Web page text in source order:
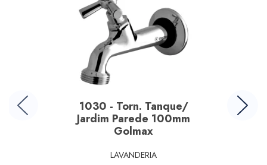
1030 - Torn. Tanque/
Jardim Parede 100mm
Golmax
LAVANDERIA